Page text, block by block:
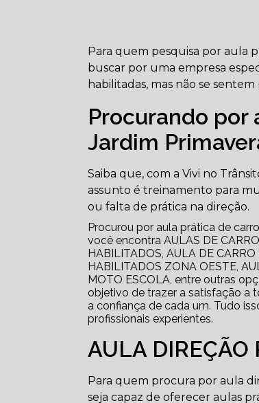
Para quem pesquisa por aula
buscar por uma empresa
habilitadas, mas não se
Procurando por
Jardim
Saiba que, com a Vivi no
assunto é treinamento para
ou falta de prática na direção.
Procurou por aula prática de
você encontra AULAS DE
HABILITADOS, AULA DE
HABILITADOS ZONA OESTE,
MOTO ESCOLA, entre outras
objetivo de trazer a satisfação a
a confiança de cada um. Tudo
profissionais experientes.
AULA DIREÇÃO
Para quem procura por aula
seja capaz de oferecer aulas